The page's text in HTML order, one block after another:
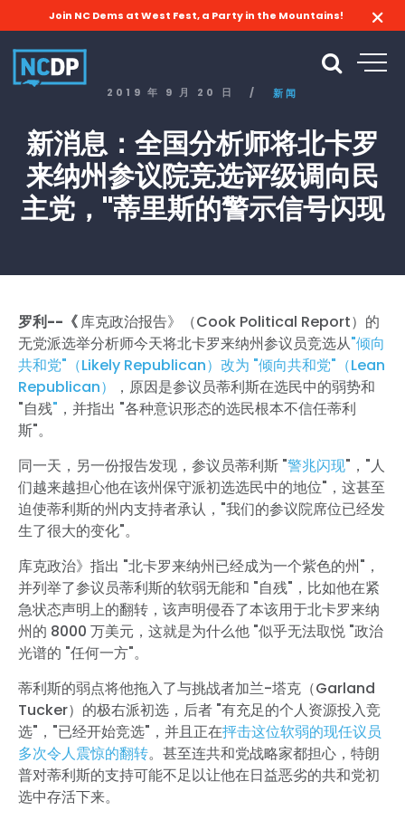
Join NC Dems at West Fest, a Party in the Mountains!
2019 年 9 月 20 日 / 新闻
新消息：全国分析师将北卡罗
来纳州参议院竞选评级调向民
主党，"蒂里斯的警示信号闪现
罗利--《库克政治报告》（Cook Political Report）的
无党派选举分析师今天将北卡罗来纳州参议员竞选从"倾向
共和党"（Likely Republican）改为 "倾向共和党"（Lean
Republican）
，原因是参议员蒂利斯在选民中的弱势和
"自残" ，并指出 "各种意识形态的选民根本不信任蒂利
斯"。
同一天，另一份报告发现，参议员蒂利斯 "警兆闪现"，"人
们越来越担心他在该州保守派初选选民中的地位"，这甚至
迫使蒂利斯的州内支持者承认，"我们的参议院席位已经发
生了很大的变化"。
库克政治》指出 "北卡罗来纳州已经成为一个紫色的州"，
并列举了参议员蒂利斯的软弱无能和 "自残"，比如他在紧
急状态声明上的翻转，该声明侵吞了本该用于北卡罗来纳
州的 8000 万美元，这就是为什么他 "似乎无法取悦 "政治
光谱的 "任何一方"。
蒂利斯的弱点将他拖入了与挑战者加兰-塔克（Garland
Tucker）的极右派初选，后者 "有充足的个人资源投入竞
选"，"已经开始竞选"，并且正在抨击这位软弱的现任议员
多次令人震惊的翻转。甚至连共和党战略家都担心，特朗
普对蒂利斯的支持可能不足以让他在日益恶劣的共和党初
选中存活下来。